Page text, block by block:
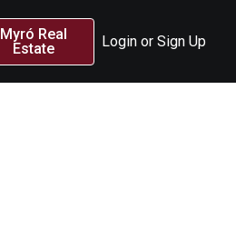
Myró Real
Estate
Login or Sign Up